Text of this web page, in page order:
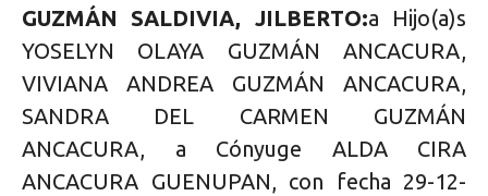
GUZMÁN SALDIVIA, JILBERTO:a Hijo(a)s
YOSELYN OLAYA GUZMÁN ANCACURA,
VIVIANA ANDREA GUZMÁN ANCACURA,
SANDRA DEL CARMEN GUZMÁN
ANCACURA, a Cónyuge ALDA CIRA
ANCACURA GUENUPAN, con fecha 29-12-